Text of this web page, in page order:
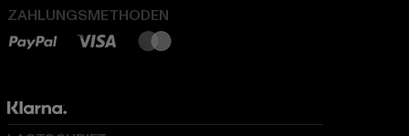
ZAHLUNGSMETHODEN